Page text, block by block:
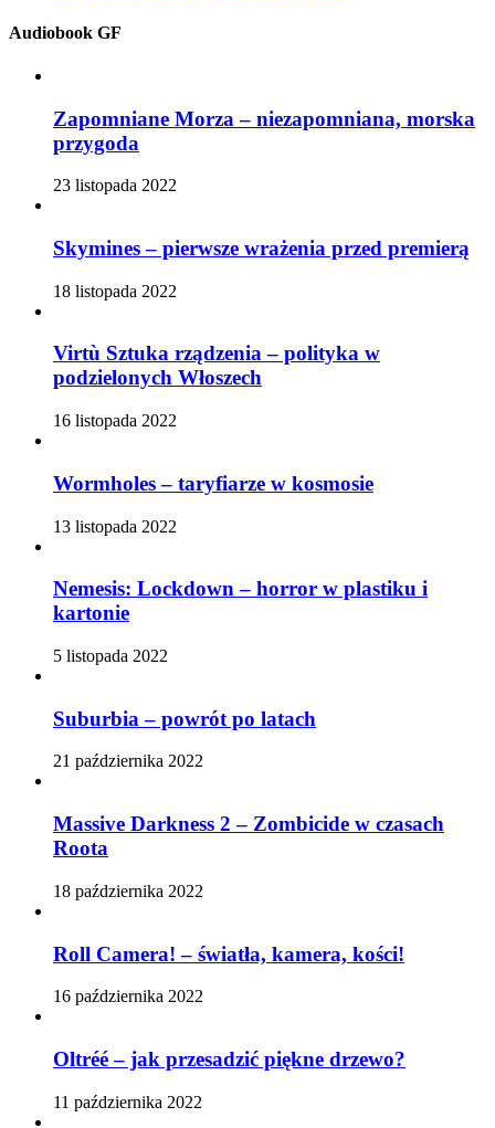
Audiobook GF
Zapomniane Morza – niezapomniana, morska
przygoda
23 listopada 2022
Skymines – pierwsze wrażenia przed premierą
18 listopada 2022
Virtù Sztuka rządzenia – polityka w
podzielonych Włoszech
16 listopada 2022
Wormholes – taryfiarze w kosmosie
13 listopada 2022
Nemesis: Lockdown – horror w plastiku i
kartonie
5 listopada 2022
Suburbia – powrót po latach
21 października 2022
Massive Darkness 2 – Zombicide w czasach
Roota
18 października 2022
Roll Camera! – światła, kamera, kości!
16 października 2022
Oltréé – jak przesadzić piękne drzewo?
11 października 2022